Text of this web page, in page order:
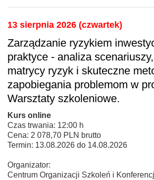
13 sierpnia 2026 (czwartek)
Zarządzanie ryzykiem
praktyce - analiza
matrycy ryzyk i skuteczne
zapobiegania problemom w
Warsztaty szkoleniowe.
Kurs online
Czas trwania: 12:00 h
Cena: 2 078,70 PLN brutto
Termin: 13.08.2026 do 14.08.2026
Organizator:
Centrum Organizacji Szkoleń i